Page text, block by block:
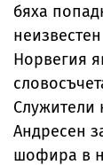
бяха
Норвегия
Служители
Андресен
шофира в